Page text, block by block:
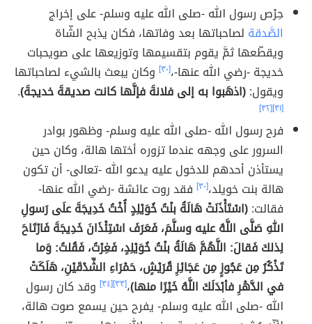
حِرْص رسول الله -صلى الله عليه وسلم- على إخراج
الصَّدقة لصاحباتها بعد وفاتها، فكان يذبح الشّاة
ويقطّعها ثمَّ يقوم بتقسيمها وتوزيعها على صويحبات
خديجة -رضي الله عنها-،[٣٠]
وكان يبعث بالشيء لصاحباتها
ويقول:(اذهَبوا به إلى فلانةَ فإنَّها كانت صديقةَ خديجةَ).
[٣١] [٣٢]
فرح رسول الله -صلى الله عليه وسلم- وظهور بوادر
السرور على وجهه عندما تزوره أختها هالة، وكان حين
يستأذن أحدهم للدخول عليه يدعو الله -تعالى- أن تكون
هالة بنت خويلد،[٣٠]
فقد روت عائشة -رضي الله عنها-
فقالت:(اسْتَأْذَنَتْ هَالَةُ بنْتُ خُوَيْلِدٍ أُخْتُ خَدِيجَةَ علَى رَسولِ
اللهِ صَلَّى اللَّهُ عليه وسلَّمَ، فَعَرَفَ اسْتِئْذَانَ خَدِيجَةَ فَارْتَاحَ
لِذلكَ فَقالَ: اللَّهُمَّ هَالَةُ بنْتُ خُوَيْلِدٍ، فَغِرْتُ، فَقُلتُ: وَما
تَذْكُرُ مِن عَجُوزٍ مِن عَجَائِزِ قُرَيْشٍ، حَمْرَاءِ الشِّدْقَيْنِ، هَلَكَتْ
في الدَّهْرِ فأبْدَلَكَ اللَّهُ خَيْرًا منها)،[٣٣] [٣٤]
وقد كان رسول
الله -صلى الله عليه وسلم- يفرح حين يسمع صوت هالة،